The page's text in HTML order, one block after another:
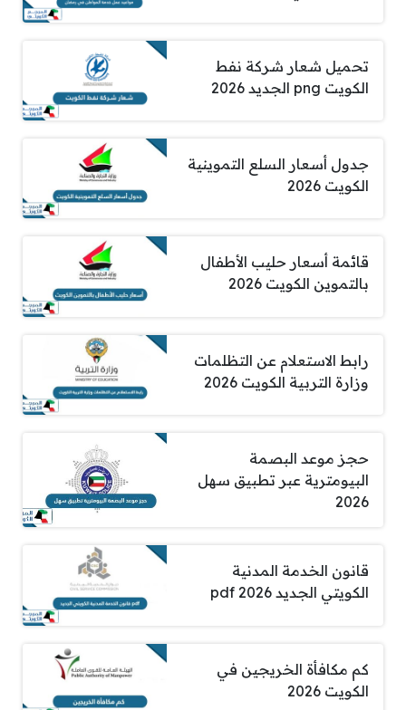
تحميل شعار شركة نفط
الكويت png الجديد 2026
جدول أسعار السلع التموينية
الكويت 2026
قائمة أسعار حليب الأطفال
بالتموين الكويت 2026
رابط الاستعلام عن التظلمات
وزارة التربية الكويت 2026
حجز موعد البصمة
البيومترية عبر تطبيق سهل
2026
قانون الخدمة المدنية
الكويتي الجديد pdf 2026
كم مكافأة الخريجين في
الكويت 2026